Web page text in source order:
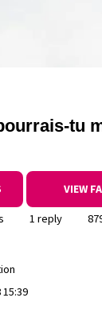
tu
VIEW
1 reply